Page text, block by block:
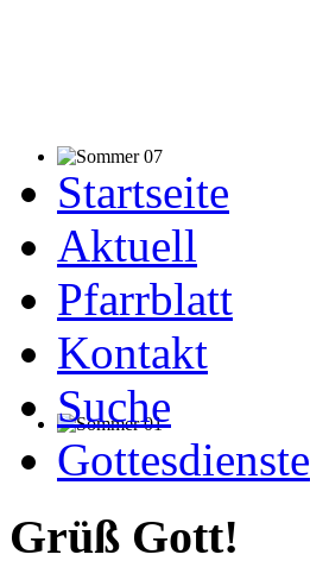
Startseite
Aktuell
Pfarrblatt
Kontakt
Suche
Gottesdienste
Grüß Gott!